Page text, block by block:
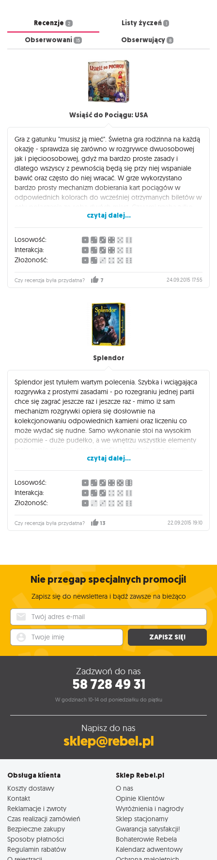
Recenzje 2 Listy życzeń 1
Obserwowani 15 Obserwujący 8
Wsiąść do Pociągu: USA
Gra z gatunku "musisz ją mieć". Świetna gra rodzinna na każdą
okazję - sprawdza się zarówno w rozgrywce dwuosobowej
jak i pięcioosobowej, gdyż ma bardzo proste zasady i
dlatego wszyscy z pewnością będą się przy niej wspaniale
bawić oraz często do niej wracać. W grze wykorzystano
bardzo prosty mechanizm dobierania kart pociągów w
odpowiednich kolorach do wcześniej otrzymanych biletów w
uważać na pozostały graczy aby nie zajęli nam kluczowych
połączeń bo wtedy trzeba się nieźle na kombinować aby
ostatecznie zrealizować bilety. Samo wykonanie również nie
budzi żadnych zastrzeżeń - gruba plansza z dobrym
rozmieszczeniem (choć często po dobraniu biletów pada
pytanie "ale gdzie to jest?"), solidne plastikowe wagoniki,
świetnie wykonane karty oraz bilety, a także drewniane
znaczniki punktacji - ogólnie sporo kart i elementów
czytaj dalej...
Losowość:
Interakcja:
Złożoność:
Czy recenzja była przydatna? 7 24.09.2015 17:55
Splendor
Splendor jest tytułem wartym polecenia. Szybka i wciągająca
rozgrywka z prostymi zasadami - po rozegraniu jednej partii
chce się zagrać jeszcze raz i jeszcze raz - mimo iż sam
mechanizm rozgrywki opiera się dosłownie na
kolekcjonowaniu odpowiednich kamieni oraz liczeniu co
może wydać się nudne. Samo wykonanie stoi na wysokim
poziomie - duże pudełko, a we wnętrzu wszystkie elementy
opakowaniu, grube płytki, solidne, ciężkie żetony z
kamieniami. Polecam ten tytuł na długie jesienne wieczory.
czytaj dalej...
Losowość:
Interakcja:
Złożoność:
Czy recenzja była przydatna? 13 22.09.2015 19:10
Nie przegap specjalnych promocji!
Zapisz się do newslettera i bądź zawsze na bieżąco
ZAPISZ SIĘ!
Zadzwoń do nas
58 728 49 31
W godzinach 10-14 od poniedziałku do piątku
Napisz do nas
sklep@rebel.pl
Obsługa klienta
Koszty dostawy
Kontakt
Reklamacje i zwroty
Czas realizacji zamówień
Bezpieczne zakupy
Sposoby płatności
Regulamin rabatów
Sklep Rebel.pl
O nas
Opinie Klientów
Wyróżnienia i nagrody
Sklep stacjonarny
Gwarancja satysfakcji!
Bohaterowie Rebela
Kalendarz adwentowy